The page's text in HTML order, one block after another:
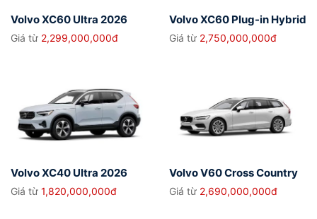
Volvo XC60 Ultra 2026
Giá từ 2,299,000,000đ
Volvo XC60 Plug-in Hybrid
Ultra 2026
Giá từ 2,750,000,000đ
Volvo XC40 Ultra 2026
Giá từ 1,820,000,000đ
Volvo V60 Cross Country
Ultimate
Giá từ 2,690,000,000đ